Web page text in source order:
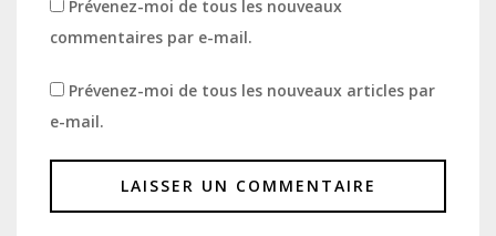
Prévenez-moi de tous les nouveaux
commentaires par e-mail.
Prévenez-moi de tous les nouveaux articles par
e-mail.